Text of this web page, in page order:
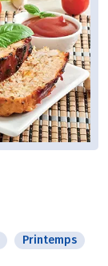
Printemps